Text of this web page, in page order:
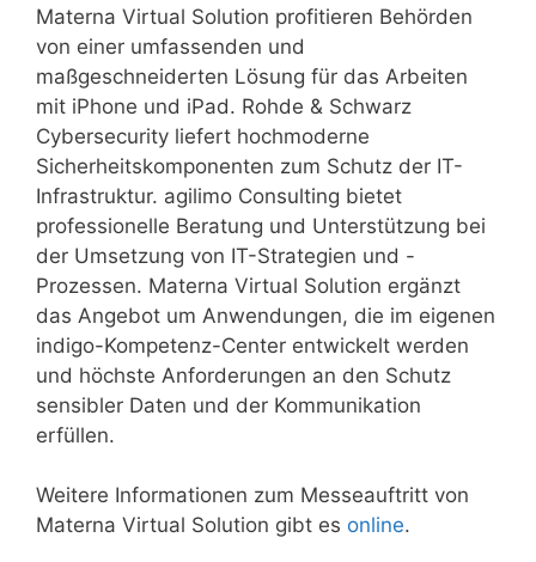
Materna Virtual Solution profitieren Behörden
von einer umfassenden und
maßgeschneiderten Lösung für das Arbeiten
mit iPhone und iPad. Rohde & Schwarz
Cybersecurity liefert hochmoderne
Sicherheitskomponenten zum Schutz der IT-
Infrastruktur. agilimo Consulting bietet
professionelle Beratung und Unterstützung bei
der Umsetzung von IT-Strategien und -
Prozessen. Materna Virtual Solution ergänzt
das Angebot um Anwendungen, die im eigenen
indigo-Kompetenz-Center entwickelt werden
und höchste Anforderungen an den Schutz
sensibler Daten und der Kommunikation
erfüllen.
Weitere Informationen zum Messeauftritt von
Materna Virtual Solution gibt es online.